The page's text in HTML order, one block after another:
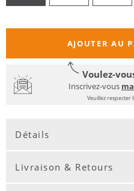
AJOUTER AU
Voulez-
Inscrivez-vous
Veuillez respecter
Détails
Livraison & Retours